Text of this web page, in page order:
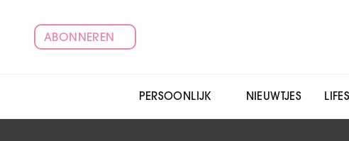
ABONNEREN
PERSOONLIJK NIEUWTJES